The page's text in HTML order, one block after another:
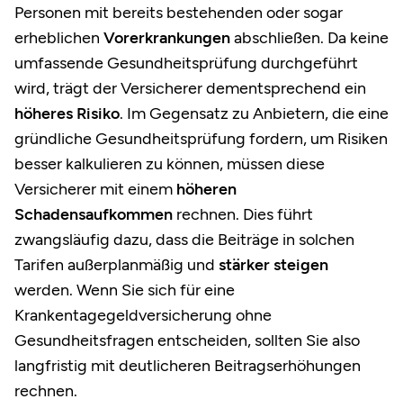
Personen mit bereits bestehenden oder sogar
erheblichen Vorerkrankungenabschließen. Da keine
umfassende Gesundheitsprüfung durchgeführt
wird, trägt der Versicherer dementsprechend ein
höheres Risiko. Im Gegensatz zu Anbietern, die eine
gründliche Gesundheitsprüfung fordern, um Risiken
besser kalkulieren zu können, müssen diese
Versicherer mit einem höheren
Schadensaufkommen rechnen. Dies führt
zwangsläufig dazu, dass die Beiträge in solchen
Tarifen außerplanmäßig und stärker steigen
werden. Wenn Sie sich für eine
Krankentagegeldversicherung ohne
Gesundheitsfragen entscheiden, sollten Sie also
langfristig mit deutlicheren Beitragserhöhungen
rechnen.